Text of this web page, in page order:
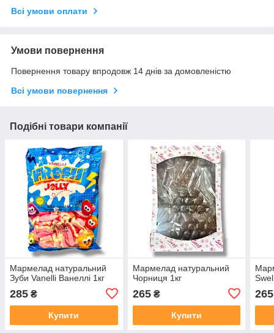
Всі умови оплати
Умови повернення
Повернення товару впродовж 14 днів за домовленістю
Всі умови повернення
Подібні товари компанії
Мармелад натуральний
Зуби Vanelli Ванеллі 1кг
285 ₴
Купити
Мармелад натуральний
Чорниця 1кг
265₴
Купити
265